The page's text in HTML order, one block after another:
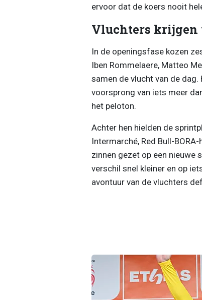
ervoor dat de koers nooit
Vluchters
In de openingsfase kozen
Iben Rommelaere, Matteo
samen de vlucht van de
voorsprong van iets meer
het peloton.
Achter hen hielden de
Intermarché, Red Bull-
zinnen gezet op een nieuwe
verschil snel kleiner en op
avontuur van de vluchters